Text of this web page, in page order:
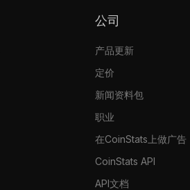
公司
产品更新
定价
新闻资料包
职业
在CoinStats上做广告
CoinStats API
API文档